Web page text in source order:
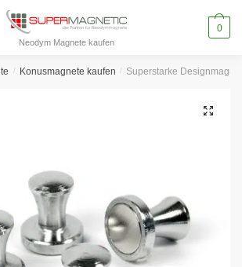
Neodym Magnete kaufen
0
/ Konusmagnete kaufen / Superstarke
🔍